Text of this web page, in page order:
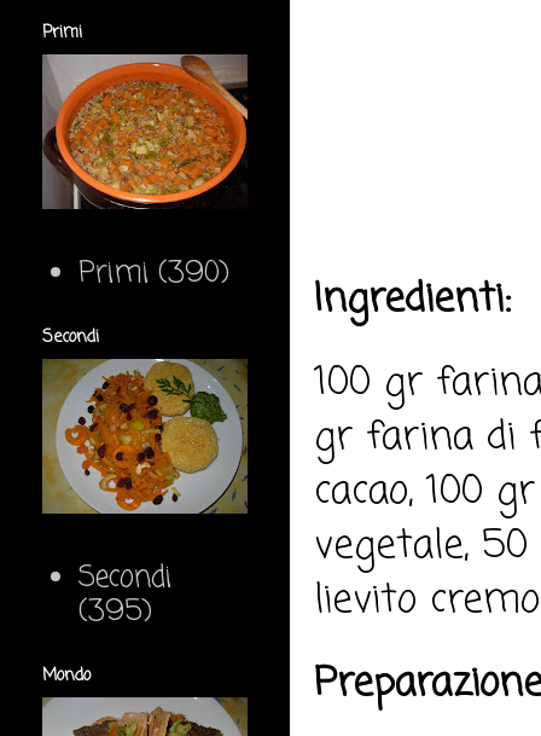
Ingredienti:
100 gr
gr farina di
cacao, 100
vegetale,
lievito
Primi
Primi (390)
Secondi
Secondi
(395)
Mondo